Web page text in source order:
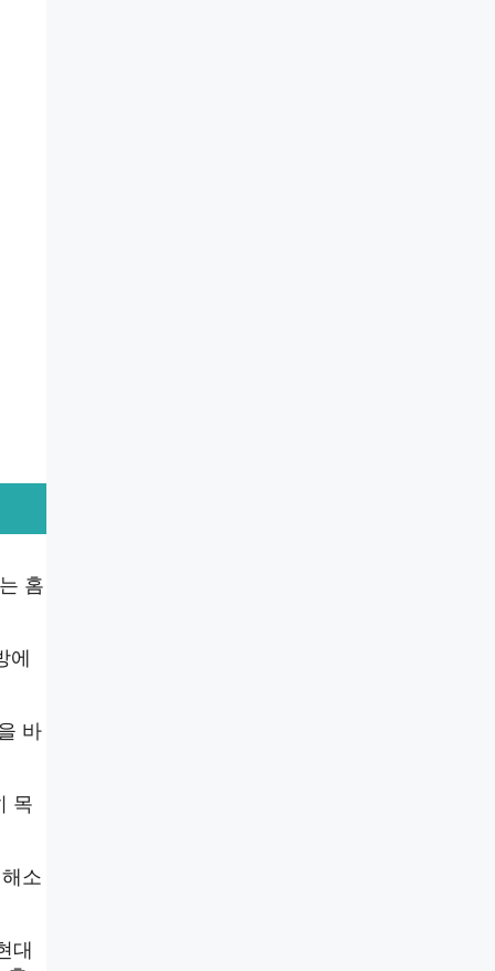
홈
에
바
목
소
대